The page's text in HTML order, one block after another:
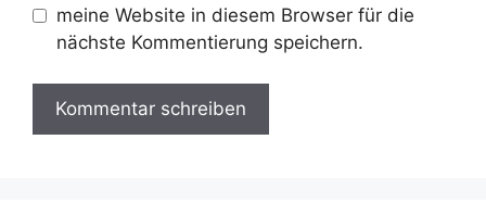
meine Website in diesem Browser für die
nächste Kommentierung speichern.